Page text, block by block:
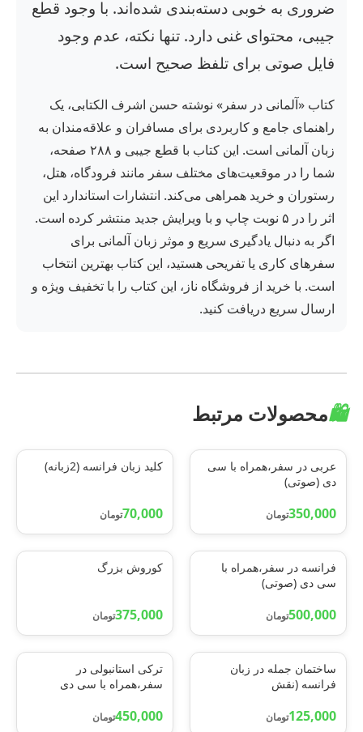
ضروری به خوبی دسته‌بندی شده‌اند. با وجود قطع
جیبی، محتوای غنی دارد. تنها نکته، عدم وجود
فایل صوتی برای تلفظ صحیح است.
کتاب «آلمانی در سفر» نوشته حسن اشرف الکتابی، یک
راهنمای جامع و کاربردی برای مسافران و علاقه‌مندان به
زبان آلمانی است. این کتاب با قطع جیبی و ۲۸۸ صفحه،
شما را در موقعیت‌های مختلف سفر مانند فرودگاه، هتل،
رستوران و خرید همراهی می‌کند. انتشارات استاندارد این
اثر را در ۵ نوبت چاپ و با ویرایش جدید منتشر کرده است.
اگر به دنبال یادگیری سریع و موثر زبان آلمانی برای
سفرهای کاری یا تفریحی هستید، این کتاب بهترین انتخاب
است. با خرید از فروشگاه ناز، این کتاب را با تخفیف ویژه و
ارسال سریع دریافت کنید.
🛍️محصولات مرتبط
عربی در سفر،همراه با سی
دی (صوتی)
350,000تومان
کلید زبان فرانسه (2زبانه)
70,000تومان
فرانسه در سفر،همراه با
سی دی (صوتی)
500,000تومان
کوروش بزرگ
375,000تومان
ساختمان جمله در زبان
فرانسه (نقش
125,000تومان
ترکی استانبولی در
سفر،همراه با سی دی
450,000تومان